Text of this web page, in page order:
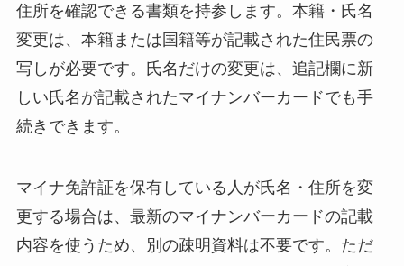
住所を確認できる書類を持参します。本籍・氏名
変更は、本籍または国籍等が記載された住民票の
写しが必要です。氏名だけの変更は、追記欄に新
しい氏名が記載されたマイナンバーカードでも手
続きできます。
マイナ免許証を保有している人が氏名・住所を変
更する場合は、最新のマイナンバーカードの記載
内容を使うため、別の疎明資料は不要です。ただ